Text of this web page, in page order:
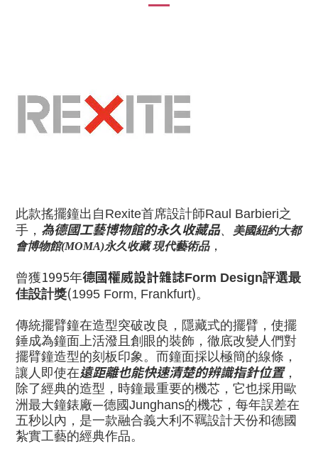
此款搖擺鐘出自 Rexite首席設計師Raul Barbieri之
手， 為德國工藝博物館的永久收藏品、 美國紐約大都
會博物館(MOMA)永久收藏現代藝術品，
曾獲1995年德國權威設計雜誌Form Design評選最
佳設計獎(1995 Form, Frankfurt)。
傳統擺臂鐘在造型突破改良，隱藏式的擺臂，使擺
錘成為鐘面上活潑且創眼的裝飾，徹底改變人們對
擺臂鐘造型的刻板印象。而鐘面採以極簡的線條，
讓人即使在遠距離也能快速清楚的辨識指針位置，
除了經典的造型，時鐘最重要的機芯，它也採用歐
洲最大鐘錶廠—德國Junghans的機芯，每年誤差在
五秒以內，是一款融合義大利不羈設計天份和德國
紮實工藝的經典作品。